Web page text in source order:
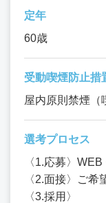
定年
60歳
受動喫煙防止措
屋内原則禁煙（
選考プロセス
〈1.応募〉
〈2.面接〉ご希
〈3.採用〉